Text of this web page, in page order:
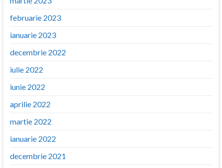
februarie 2023
ianuarie 2023
decembrie 2022
iulie 2022
iunie 2022
aprilie 2022
martie 2022
ianuarie 2022
decembrie 2021